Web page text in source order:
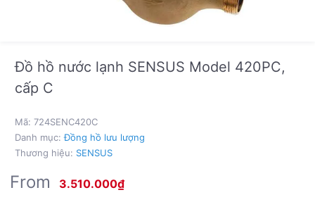
Đồ hồ nước lạnh SENSUS Model 420PC,
cấp C
From 3.510.000₫
Mã: 724SENC420C
Danh mục:Đồng hồ lưu lượng
Thương hiệu: SENSUS